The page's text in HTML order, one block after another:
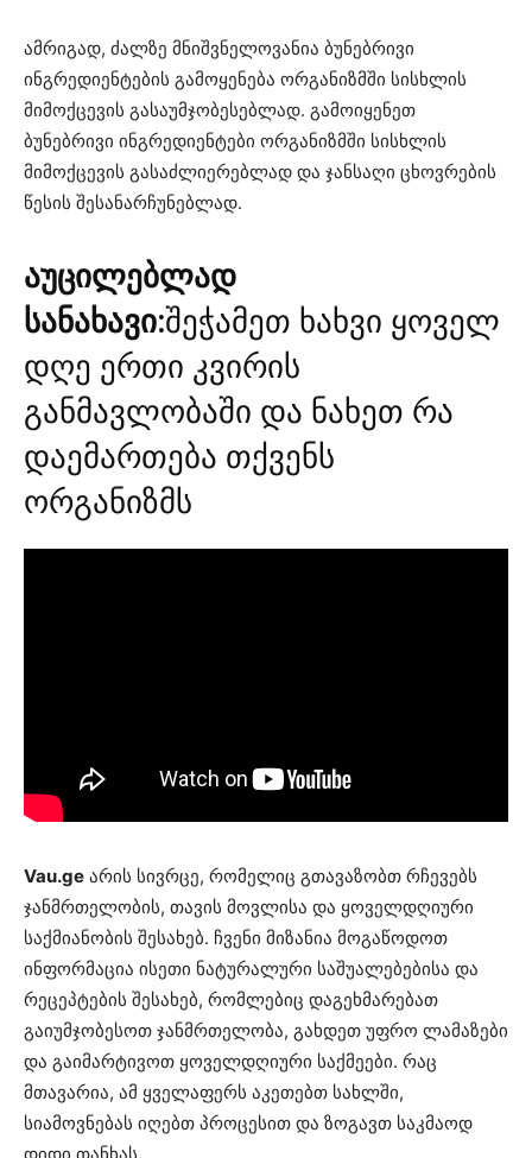
ამრიგად, ძალზე მნიშვნელოვანია ბუნებრივი
ინგრედიენტების გამოყენება ორგანიზმში სისხლის
მიმოქცევის გასაუმჯობესებლად. გამოიყენეთ
ბუნებრივი ინგრედიენტები ორგანიზმში სისხლის
მიმოქცევის გასაძლიერებლად და ჯანსაღი ცხოვრების
წესის შესანარჩუნებლად.
აუცილებლად
სანახავი:შეჭამეთ ხახვი ყოველ
დღე ერთი კვირის
განმავლობაში და ნახეთ რა
დაემართება თქვენს
ორგანიზმს
Vau.ge არის სივრცე, რომელიც გთავაზობთ რჩევებს
ჯანმრთელობის, თავის მოვლისა და ყოველდღიური
საქმიანობის შესახებ. ჩვენი მიზანია მოგაწოდოთ
ინფორმაცია ისეთი ნატურალური საშუალებებისა და
რეცეპტების შესახებ, რომლებიც დაგეხმარებათ
გაიუმჯობესოთ ჯანმრთელობა, გახდეთ უფრო ლამაზები
და გაიმარტივოთ ყოველდღიური საქმეები. რაც
მთავარია, ამ ყველაფერს აკეთებთ სახლში,
სიამოვნებას იღებთ პროცესით და ზოგავთ საკმაოდ